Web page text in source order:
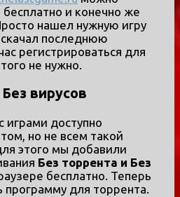
бесплатно и конечно же
нашел нужную игру
последнюю
регистрироваться для
не нужно.
вирусов
играми доступно
но не всем такой
этого мы добавили
Без торрента и Без
бесплатно. Теперь
программу для торрента.